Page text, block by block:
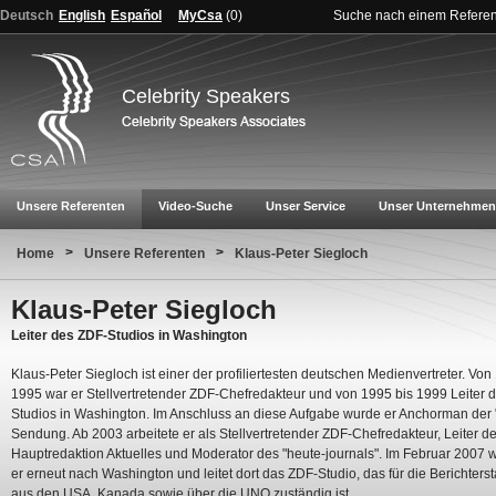
Deutsch English Español MyCsa (0) Suche nach einem
Celebrity Speakers
Unsere Referenten Video-Suche Unser Service Unser Unternehmen
Home > Unsere Referenten > Klaus-Peter Siegloch
Klaus-Peter Siegloch
Leiter des ZDF-Studios in Washington
Klaus-Peter Siegloch ist einer der profiliertesten deutschen Medienvertreter. Von
1995 war er Stellvertretender ZDF-Chefredakteur und von 1995 bis 1999 Leiter
Studios in Washington. Im Anschluss an diese Aufgabe wurde er Anchorman der
Sendung. Ab 2003 arbeitete er als Stellvertretender ZDF-Chefredakteur, Leiter
Hauptredaktion Aktuelles und Moderator des "heute-journals". Im Februar 2007
er erneut nach Washington und leitet dort das ZDF-Studio, das für die